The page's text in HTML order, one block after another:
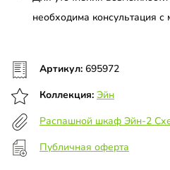
необходима консультация
Артикул: 695972
Коллекция: Эйн
Распашной шкаф Эйн-2
Публичная оферта